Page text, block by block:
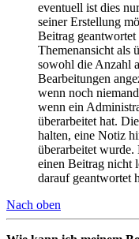
eventuell ist dies
seiner Erstellung
Beitrag
Themenansicht als
sowohl die Anzahl
Bearbeitungen
wenn noch
wenn ein
überarbeitet hat.
halten, eine Notiz
überarbeitet wurde.
einen Beitrag nicht
darauf geantwortet
Nach oben